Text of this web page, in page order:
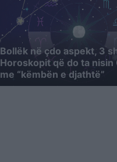
Bollëk në çdo aspekt, 3
Horoskopit që do ta nisin
me “këmbën e djathtë”